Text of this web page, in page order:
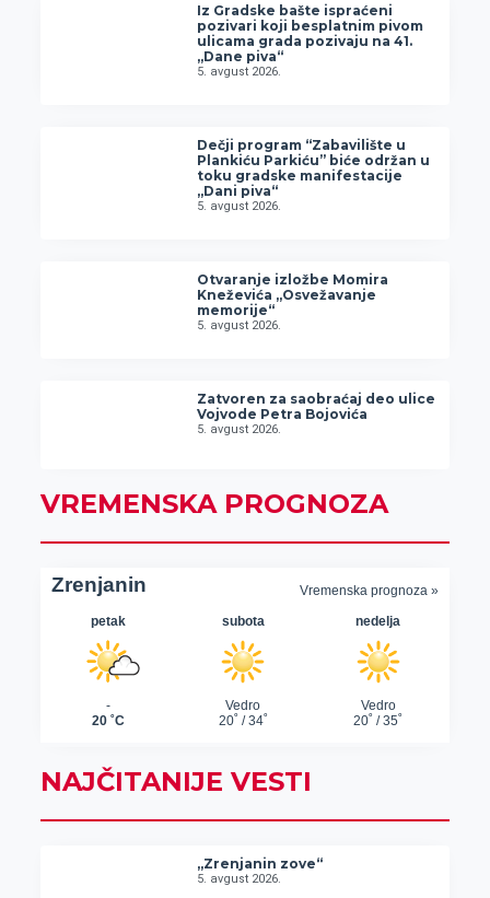
Iz Gradske bašte ispraćeni
pozivari koji besplatnim pivom
ulicama grada pozivaju na 41.
„Dane piva“
5. avgust 2026.
Dečji program “Zabavilište u
Plankiću Parkiću” biće održan u
toku gradske manifestacije
„Dani piva“
5. avgust 2026.
Otvaranje izložbe Momira
Kneževića „Osvežavanje
memorije“
5. avgust 2026.
Zatvoren za saobraćaj deo ulice
Vojvode Petra Bojovića
5. avgust 2026.
VREMENSKA PROGNOZA
NAJČITANIJE VESTI
„Zrenjanin zove“
5. avgust 2026.